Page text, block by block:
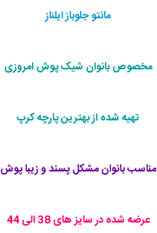
مانتو جلوباز ایلناز
مخصوص بانوان شیک پوش امروزی
تهیه شده از بهترین پارچه کرپ
مناسب بانوان مشکل پسند و زیبا پوش
عرضه شده در سایز های 38 الی 44